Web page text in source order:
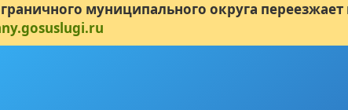
муниципального округа переезжает